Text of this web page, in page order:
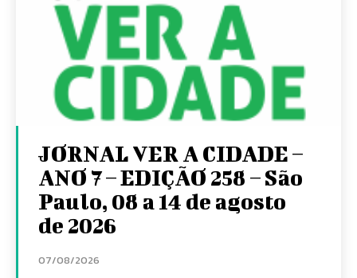
JORNAL VER A CIDADE –
ANO 7 – EDIÇÃO 258 – São
Paulo, 08 a 14 de agosto
de 2026
07/08/2026